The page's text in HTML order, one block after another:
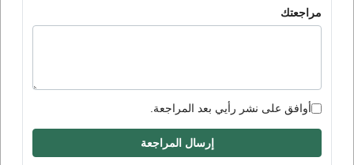
مراجعتك
أوافق على نشر رأيي بعد المراجعة.
إرسال المراجعة